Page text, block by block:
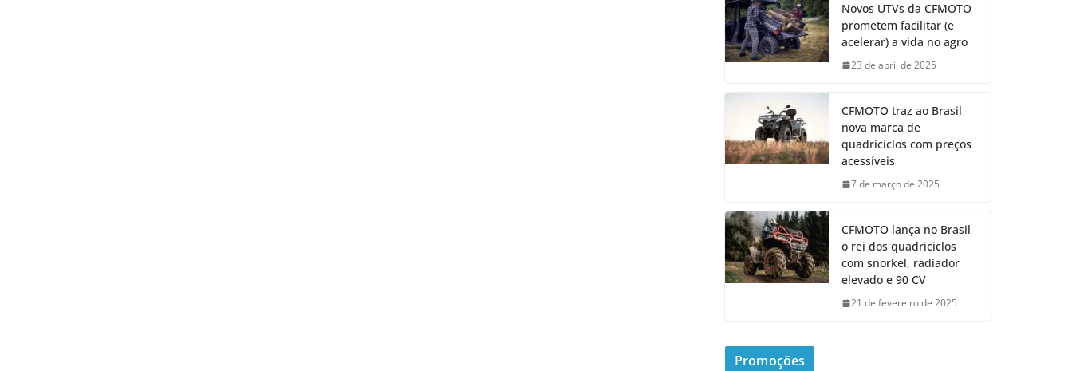
Novos UTVs da CFMOTO
prometem facilitar (e
acelerar) a vida no agro
23 de abril de 2025
CFMOTO traz ao Brasil
nova marca de
quadriciclos com preços
acessíveis
7 de março de 2025
CFMOTO lança no Brasil
o rei dos quadriciclos
com snorkel, radiador
elevado e 90 CV
21 de fevereiro de 2025
Promoções